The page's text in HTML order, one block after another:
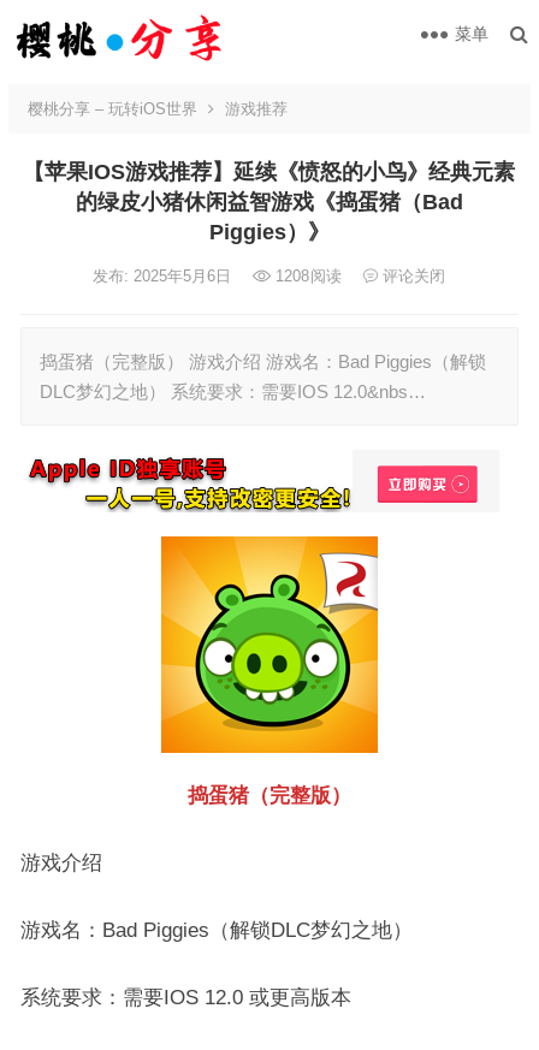
菜单
樱桃分享 – 玩转iOS世界 游戏推荐
【苹果IOS游戏推荐】延续《愤怒的小鸟》经典元素
的绿皮小猪休闲益智游戏《捣蛋猪（Bad
Piggies）》
发布: 2025年5月6日 1208阅读 评论关闭
捣蛋猪（完整版） 游戏介绍 游戏名：Bad Piggies（解锁
DLC梦幻之地） 系统要求：需要IOS 12.0&nbs…
捣蛋猪（完整版）
游戏介绍
游戏名：Bad Piggies（解锁DLC梦幻之地）
系统要求：需要IOS 12.0 或更高版本